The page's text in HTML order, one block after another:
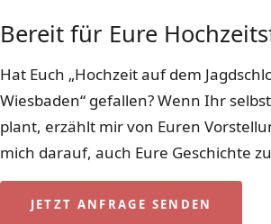
Bereit für Eure
Hat Euch „Hochzeit auf dem
Wiesbaden“ gefallen? Wenn Ihr
plant, erzählt mir von Euren
mich darauf, auch Eure Geschichte
JETZT ANFRAGE SENDEN